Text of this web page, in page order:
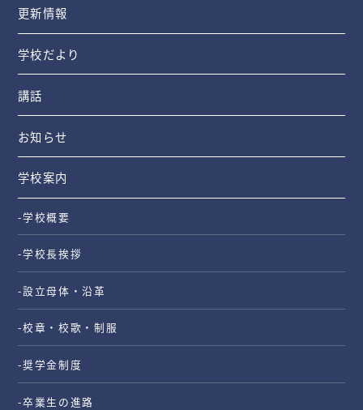
更新情報
学校だより
講話
お知らせ
学校案内
-学校概要
-学校長挨拶
-設立母体・沿革
-校章・校歌・制服
-奨学金制度
-卒業生の進路